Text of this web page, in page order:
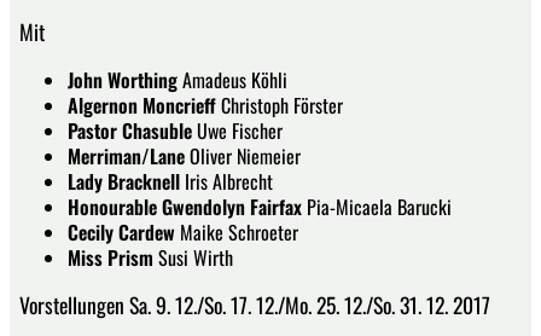
Mit
John WorthingAmadeus Köhli
Algernon MoncrieffChristoph Förster
Pastor ChasubleUwe Fischer
Merriman/LaneOliver Niemeier
Lady Bracknell Iris Albrecht
Honourable Gwendolyn Fairfax Pia-Micaela Barucki
Cecily Cardew Maike Schroeter
Miss Prism Susi Wirth
Vorstellungen Sa. 9. 12./So. 17. 12./Mo. 25. 12./So. 31. 12. 2017